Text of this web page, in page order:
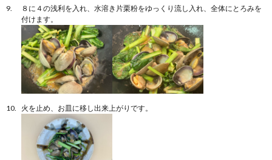
８に４の浅利を入れ、水溶き片栗粉をゆっくり流し入れ、全体にとろみを
付けます。
火を止め、お皿に移し出来上がりです。